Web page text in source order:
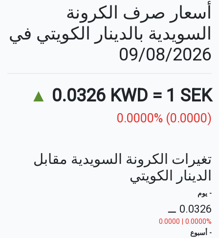
أسعار صرف الكرونة
السويدية بالدينار الكويتي في
09/08/2026
1 SEK
=
0.0326 KWD
▲
0.0000% (0.0000)
تغيرات الكرونة السويدية مقابل
الدينار الكويتي
- يوم
0.0326
⚊
0.0000 | 0.0000%
- أسبوع